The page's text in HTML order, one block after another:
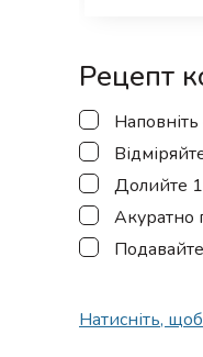
Рецепт
▢
▢
▢
Долийте
▢
Акуратно
▢
Натисніть,